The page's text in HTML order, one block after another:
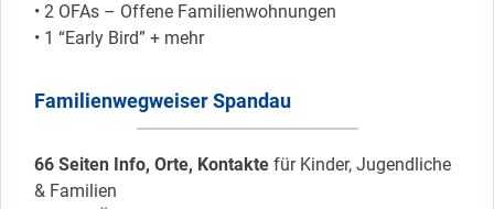
• 2 OFAs – Offene Familienwohnungen
• 1 “Early Bird” + mehr
Familienwegweiser Spandau
66 Seiten Info, Orte, Kontakte für Kinder, Jugendliche
& Familien